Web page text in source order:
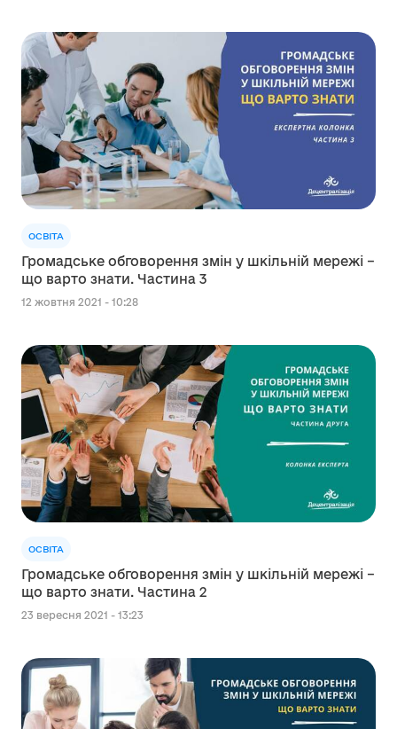
ОСВІТА
Громадське обговорення змін у шкільній мережі –
що варто знати. Частина 3
12 жовтня 2021 - 10:28
ОСВІТА
Громадське обговорення змін у шкільній мережі –
що варто знати. Частина 2
23 вересня 2021 - 13:23